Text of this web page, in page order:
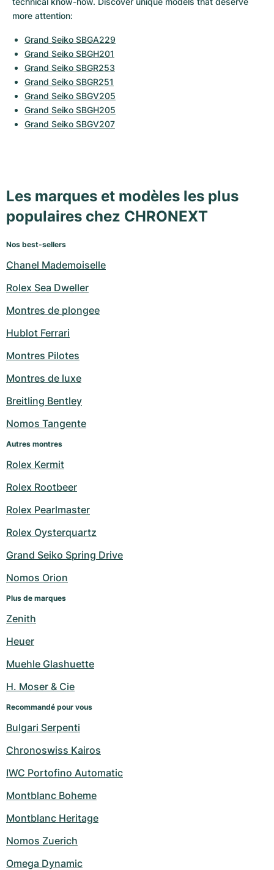
more attention:
Grand Seiko SBGA229
Grand Seiko SBGH201
Grand Seiko SBGR253
Grand Seiko SBGR251
Grand Seiko SBGV205
Grand Seiko SBGH205
Grand Seiko SBGV207
Les marques et modèles les plus
populaires chez CHRONEXT
Nos best-sellers
Chanel Mademoiselle
Rolex Sea Dweller
Montres de plongee
Hublot Ferrari
Montres Pilotes
Montres de luxe
Breitling Bentley
Nomos Tangente
Autres montres
Rolex Kermit
Rolex Rootbeer
Rolex Pearlmaster
Rolex Oysterquartz
Grand Seiko Spring Drive
Nomos Orion
Plus de marques
Zenith
Heuer
Muehle Glashuette
H. Moser & Cie
Recommandé pour vous
Bulgari Serpenti
Chronoswiss Kairos
IWC Portofino Automatic
Montblanc Boheme
Montblanc Heritage
Nomos Zuerich
Omega Dynamic